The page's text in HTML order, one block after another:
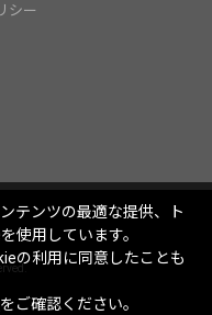
シー
テンツの最適な提供、ト
使用しています。
の利用に同意したことも
をご確認ください。